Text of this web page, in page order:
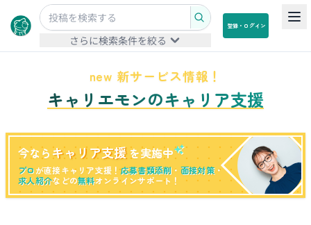
さらに検索条件を絞る
登録・ログイン
new 新サービス情報！
キャリエモンのキャリア支援
今なら キャリア支援 を実施中
プロが直接キャリア支援！応募書類添削 ・ 面接対策・
求人紹介などの無料オンラインサポート！